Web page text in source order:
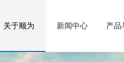
关于顺为 新闻中心 产品